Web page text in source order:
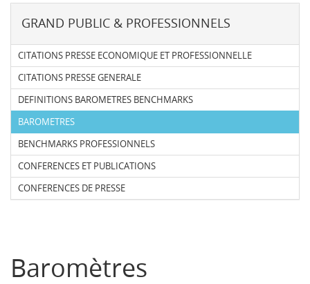
GRAND PUBLIC & PROFESSIONNELS
CITATIONS PRESSE ECONOMIQUE ET PROFESSIONNELLE
CITATIONS PRESSE GENERALE
DEFINITIONS BAROMETRES BENCHMARKS
BAROMETRES
BENCHMARKS PROFESSIONNELS
CONFERENCES ET PUBLICATIONS
CONFERENCES DE PRESSE
Baromètres